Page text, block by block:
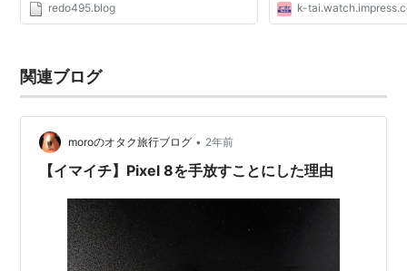
redo495.blog k-
関連ブログ
moroのオタク旅行ブログ • 2年前
【イマイチ】Pixel 8を手放すことにした理由